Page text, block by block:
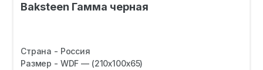
Baksteen Гамма черная
Страна - Россия
Размер - WDF — (210х100х65)